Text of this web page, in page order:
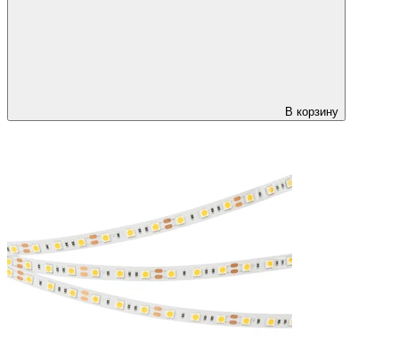
В корзину